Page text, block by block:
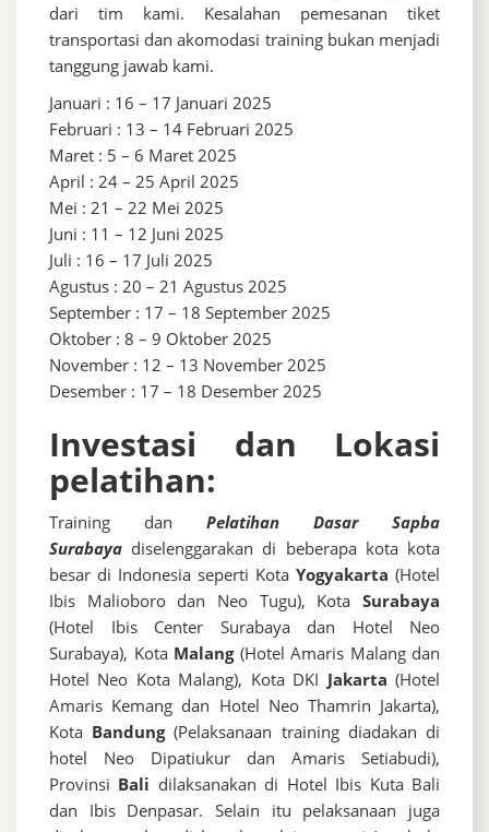
dari tim kami. Kesalahan pemesanan tiket
transportasi dan akomodasi training bukan menjadi
tanggung jawab kami.
Januari : 16 – 17 Januari 2025
Februari : 13 – 14 Februari 2025
Maret : 5 – 6 Maret 2025
April : 24 – 25 April 2025
Mei : 21 – 22 Mei 2025
Juni : 11 – 12 Juni 2025
Juli : 16 – 17 Juli 2025
Agustus : 20 – 21 Agustus 2025
September : 17 – 18 September 2025
Oktober : 8 – 9 Oktober 2025
November : 12 – 13 November 2025
Desember : 17 – 18 Desember 2025
Investasi dan Lokasi
pelatihan:
Training dan Pelatihan Dasar Sapba
Surabaya diselenggarakan di beberapa kota kota
besar di Indonesia seperti Kota Yogyakarta (Hotel
Ibis Malioboro dan Neo Tugu), Kota Surabaya
(Hotel Ibis Center Surabaya dan Hotel Neo
Surabaya), Kota Malang(Hotel Amaris Malang dan
Hotel Neo Kota Malang), Kota DKI Jakarta (Hotel
Amaris Kemang dan Hotel Neo Thamrin Jakarta),
Kota Bandung(Pelaksanaan training diadakan di
hotel Neo Dipatiukur dan Amaris Setiabudi),
Provinsi Bali dilaksanakan di Hotel Ibis Kuta Bali
dan Ibis Denpasar. Selain itu pelaksanaan juga